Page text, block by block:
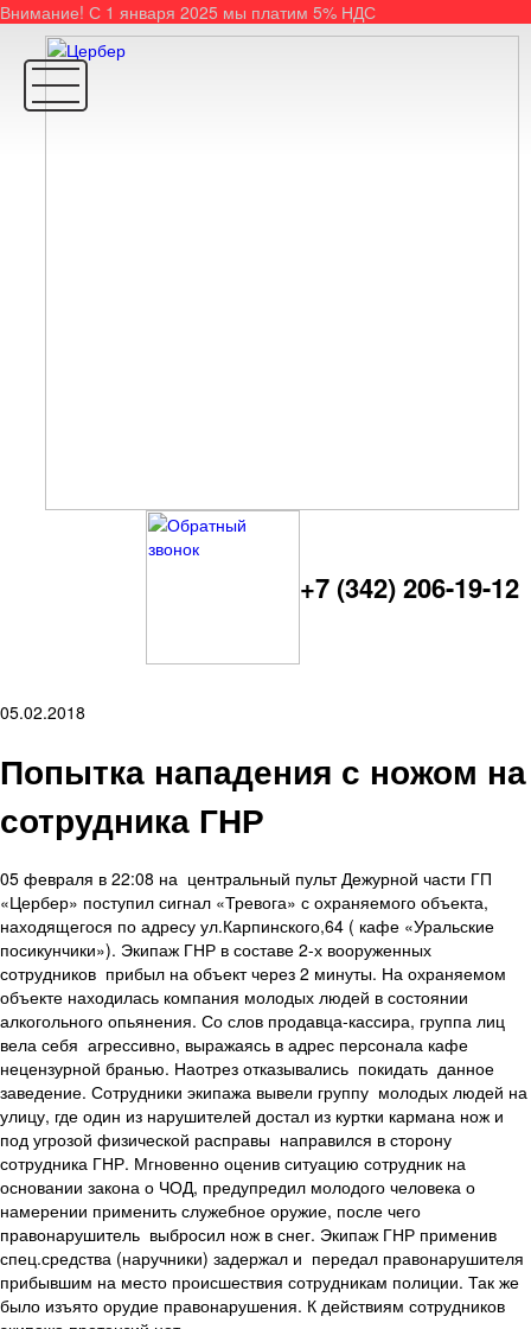
Внимание! С 1 января 2025 мы платим 5% НДС
+7 (342) 206-19-12
05.02.2018
Попытка нападения с ножом на
сотрудника ГНР
05 февраля в 22:08 на центральный пульт Дежурной части ГП
«Цербер» поступил сигнал «Тревога» с охраняемого объекта,
находящегося по адресу ул.Карпинского,64 ( кафе «Уральские
посикунчики»). Экипаж ГНР в составе 2-х вооруженных
сотрудников прибыл на объект через 2 минуты. На охраняемом
объекте находилась компания молодых людей в состоянии
алкогольного опьянения. Со слов продавца-кассира, группа лиц
вела себя агрессивно, выражаясь в адрес персонала кафе
нецензурной бранью. Наотрез отказывались покидать данное
заведение. Сотрудники экипажа вывели группу молодых людей на
улицу, где один из нарушителей достал из куртки кармана нож и
под угрозой физической расправы направился в сторону
сотрудника ГНР. Мгновенно оценив ситуацию сотрудник на
основании закона о ЧОД, предупредил молодого человека о
намерении применить служебное оружие, после чего
правонарушитель выбросил нож в снег. Экипаж ГНР применив
спец.средства (наручники) задержал и передал правонарушителя
прибывшим на место происшествия сотрудникам полиции. Так же
было изъято орудие правонарушения. К действиям сотрудников